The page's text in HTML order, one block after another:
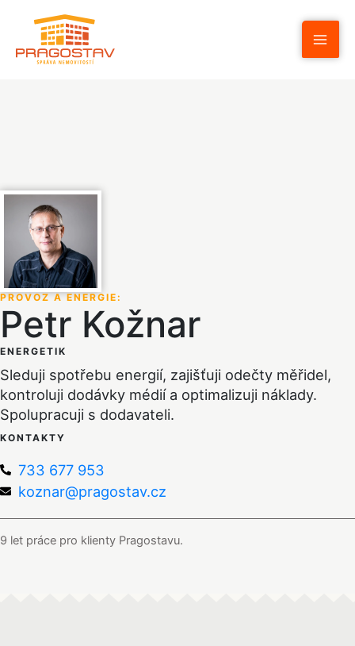
obsah
Petr Kožnar
PROVOZ A ENERGIE:
ENERGETIK
Sleduji spotřebu energií, zajišťuji odečty měřidel,
kontroluji dodávky médií a optimalizuji náklady.
Spolupracuji s dodavateli.
KONTAKTY
733 677 953
koznar@pragostav.cz
9 let práce pro klienty Pragostavu.